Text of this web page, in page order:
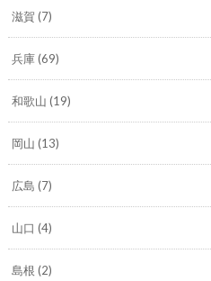
滋賀 (7)
兵庫(69)
和歌山 (19)
岡山 (13)
広島 (7)
山口 (4)
島根 (2)